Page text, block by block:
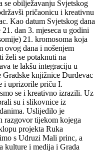
obilježavanju Svjetskog
pričaonicu i kreativnu
Kao datum Svjetskog dana
dan 3. mjeseca u godini
21. kromosoma koja
ovog dana i nošenjem
želi se potaknuti na
te lakšu integraciju u
knjižnice Đurđevac
i uprizorile priču I.
se i kreativno izrazili. Uz
su i slikovnice iz
Uslijedilo je
razgovor tijekom kojega
projekta Ruka
s Udruzi Mali princ, a
kulture i medija i Grada